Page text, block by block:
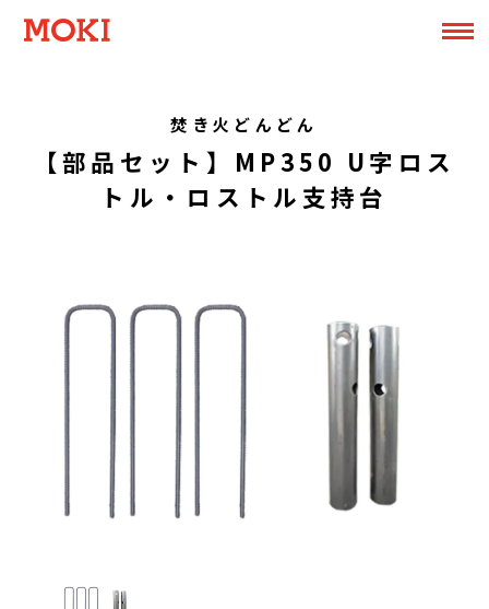
焚き火どんどん
【部品セット】MP350 U字ロス
トル・ロストル支持台